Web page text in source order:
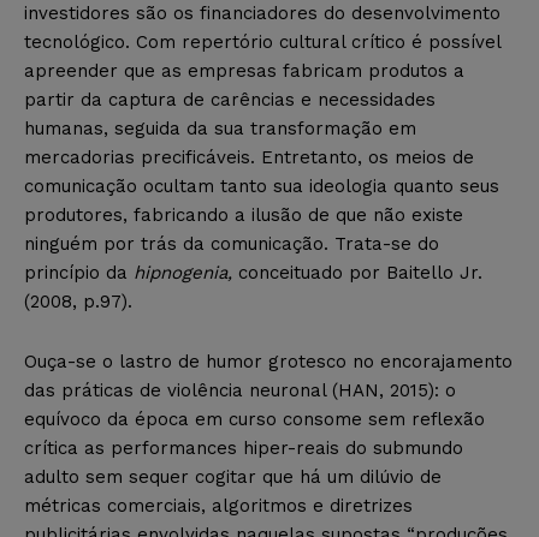
investidores são os financiadores do desenvolvimento
tecnológico. Com repertório cultural crítico é possível
apreender que as empresas fabricam produtos a
partir da captura de carências e necessidades
humanas, seguida da sua transformação em
mercadorias precificáveis. Entretanto, os meios de
comunicação ocultam tanto sua ideologia quanto seus
produtores, fabricando a ilusão de que não existe
ninguém por trás da comunicação. Trata-se do
princípio da hipnogenia, conceituado por Baitello Jr.
(2008, p.97).
Ouça-se o lastro de humor grotesco no encorajamento
das práticas de violência neuronal (HAN, 2015): o
equívoco da época em curso consome sem reflexão
crítica as performances hiper-reais do submundo
adulto sem sequer cogitar que há um dilúvio de
métricas comerciais, algoritmos e diretrizes